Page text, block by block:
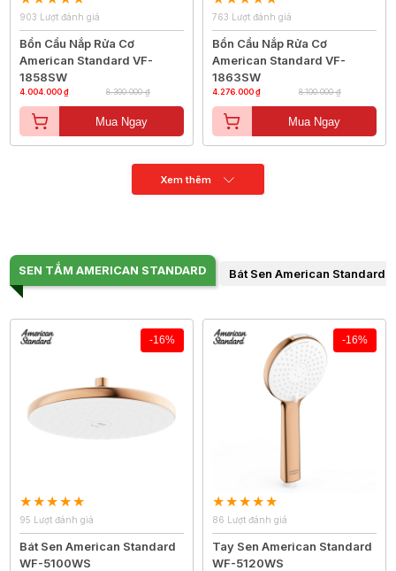
903 Lượt đánh giá
Bồn Cầu Nắp Rửa Cơ
American Standard VF-
1858SW
4.004.000 ₫ 8.300.000 ₫
Mua Ngay
763 Lượt đánh giá
Bồn Cầu Nắp Rửa Cơ
American Standard VF-
1863SW
4.276.000 ₫ 8.100.000 ₫
Mua Ngay
Xem thêm
SEN TẮM AMERICAN STANDARD Bát Sen American Standard
-16%
95 Lượt đánh giá
Bát Sen American Standard
WF-5100WS
-16%
86 Lượt đánh giá
Tay Sen American Standard
WF-5120WS